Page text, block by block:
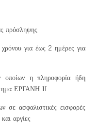
πρόσληψης
για έως 2 ημέρες για
η πληροφορία ήδη
ΕΡΓΑΝΗ ΙΙ
σε ασφαλιστικές εισφορές
αργίες